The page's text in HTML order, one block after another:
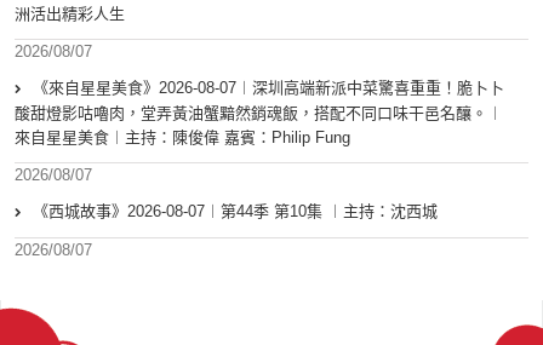
洲活出精彩人生
2026/08/07
《來自星星美食》2026-08-07︱深圳高端新派中菜驚喜重重！脆卜卜
酸甜燈影咕嚕肉，堂弄黃油蟹黯然銷魂飯，搭配不同口味干邑名釀。︱
來自星星美食︱主持：陳俊偉 嘉賓：Philip Fung
2026/08/07
《西城故事》2026-08-07︱第44季 第10集 ︱主持：沈西城
2026/08/07